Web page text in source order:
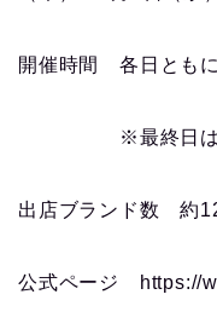
開催時間 各日とも
※最終日
出店ブランド数 約
公式ページ https://